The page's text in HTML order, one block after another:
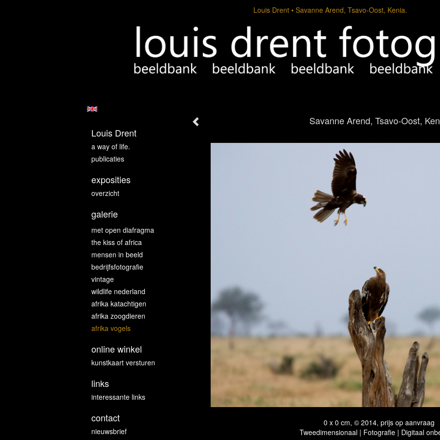
Louis Drent Savanne Arend, Tsavo-Oost, Kenia.
Savanne Arend, Tsavo-Oost,
0 x 0 cm, © 2014, prijs op aanvraag
Tweedimensionaal | Fotografie | Digitaal
Louis Drent
a way of life.
publicaties
exposities
overzicht
galerie
met open diafragma
the kiss of africa
mensen in beeld
bedrijfsfotografie
vintage
wildlife nederland
afrika katachtigen
afrika zoogdieren
afrika vogels
online winkel
kunstkaart versturen
links
interessante links
contact
nieuwsbrief